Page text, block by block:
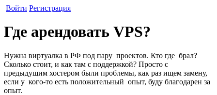
Войти Регистрация
Где арендовать VPS?
Нужна виртуалка в РФ под пару проектов. Кто где брал?
Сколько стоит, и как там с поддержкой? Просто с
предыдущим хостером были проблемы, как раз ищем замену,
если у кого-то есть положительный опыт, буду благодарен за
опыт.